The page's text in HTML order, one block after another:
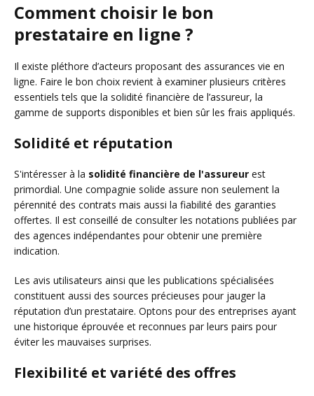
Comment choisir le bon
prestataire en ligne ?
Il existe pléthore d’acteurs proposant des assurances vie en
ligne. Faire le bon choix revient à examiner plusieurs critères
essentiels tels que la solidité financière de l’assureur, la
gamme de supports disponibles et bien sûr les frais appliqués.
Solidité et réputation
S'intéresser à la solidité financière de l'assureur est
primordial. Une compagnie solide assure non seulement la
pérennité des contrats mais aussi la fiabilité des garanties
offertes. Il est conseillé de consulter les notations publiées par
des agences indépendantes pour obtenir une première
indication.
Les avis utilisateurs ainsi que les publications spécialisées
constituent aussi des sources précieuses pour jauger la
réputation d’un prestataire. Optons pour des entreprises ayant
une historique éprouvée et reconnues par leurs pairs pour
éviter les mauvaises surprises.
Flexibilité et variété des offres